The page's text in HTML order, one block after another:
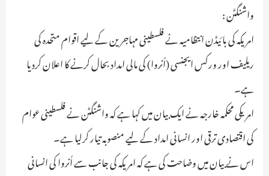
واشنگٹن :
امریکہ کی بائیڈن انتظامیہ نے فلسطینی مہاجرین کے لیے اقوام متحدہ کی
ریلیف اور ورکس ایجنسی (اُنروا) کی مالی امداد بحال کرنے کا اعلان کردیا
ہے۔
امریکی محکمہ خارجہ نے ایک بیان میں کہا ہے کہ واشنگٹن نے فلسطینی عوام
کی اقتصادی ترقی اور انسانی امداد کے لیے منصوبہ تیار کرلیا ہے۔
اس نے بیان میں وضاحت کی ہے کہ امریکہ کی جانب سے اُنروا کی انسانی